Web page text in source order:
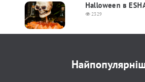
Halloween в
2329